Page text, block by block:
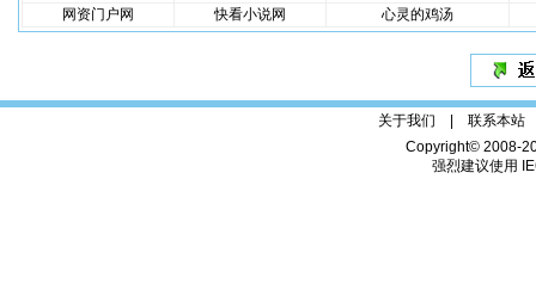
网资门户网
快看小说网 心灵的鸡汤
关于我们 | 联系本站
Copyright© 2008-
强烈建议使用